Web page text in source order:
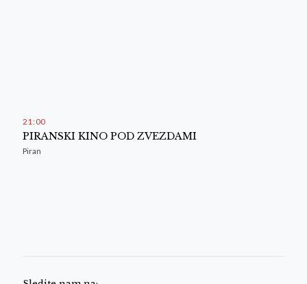
21 : 00
PIRANSKI KINO POD ZVEZDAMI
Piran